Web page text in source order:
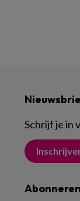
Schrijf je in
Abonneren